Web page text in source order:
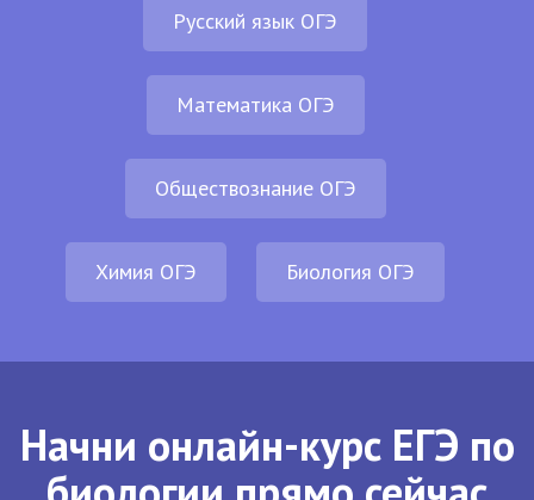
Русский язык ОГЭ
Математика ОГЭ
Обществознание ОГЭ
Химия ОГЭ Биология ОГЭ
Начни онлайн-курс ЕГЭ по